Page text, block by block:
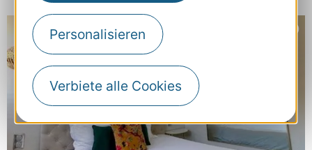
Personalisieren
Verbiete alle Cookies